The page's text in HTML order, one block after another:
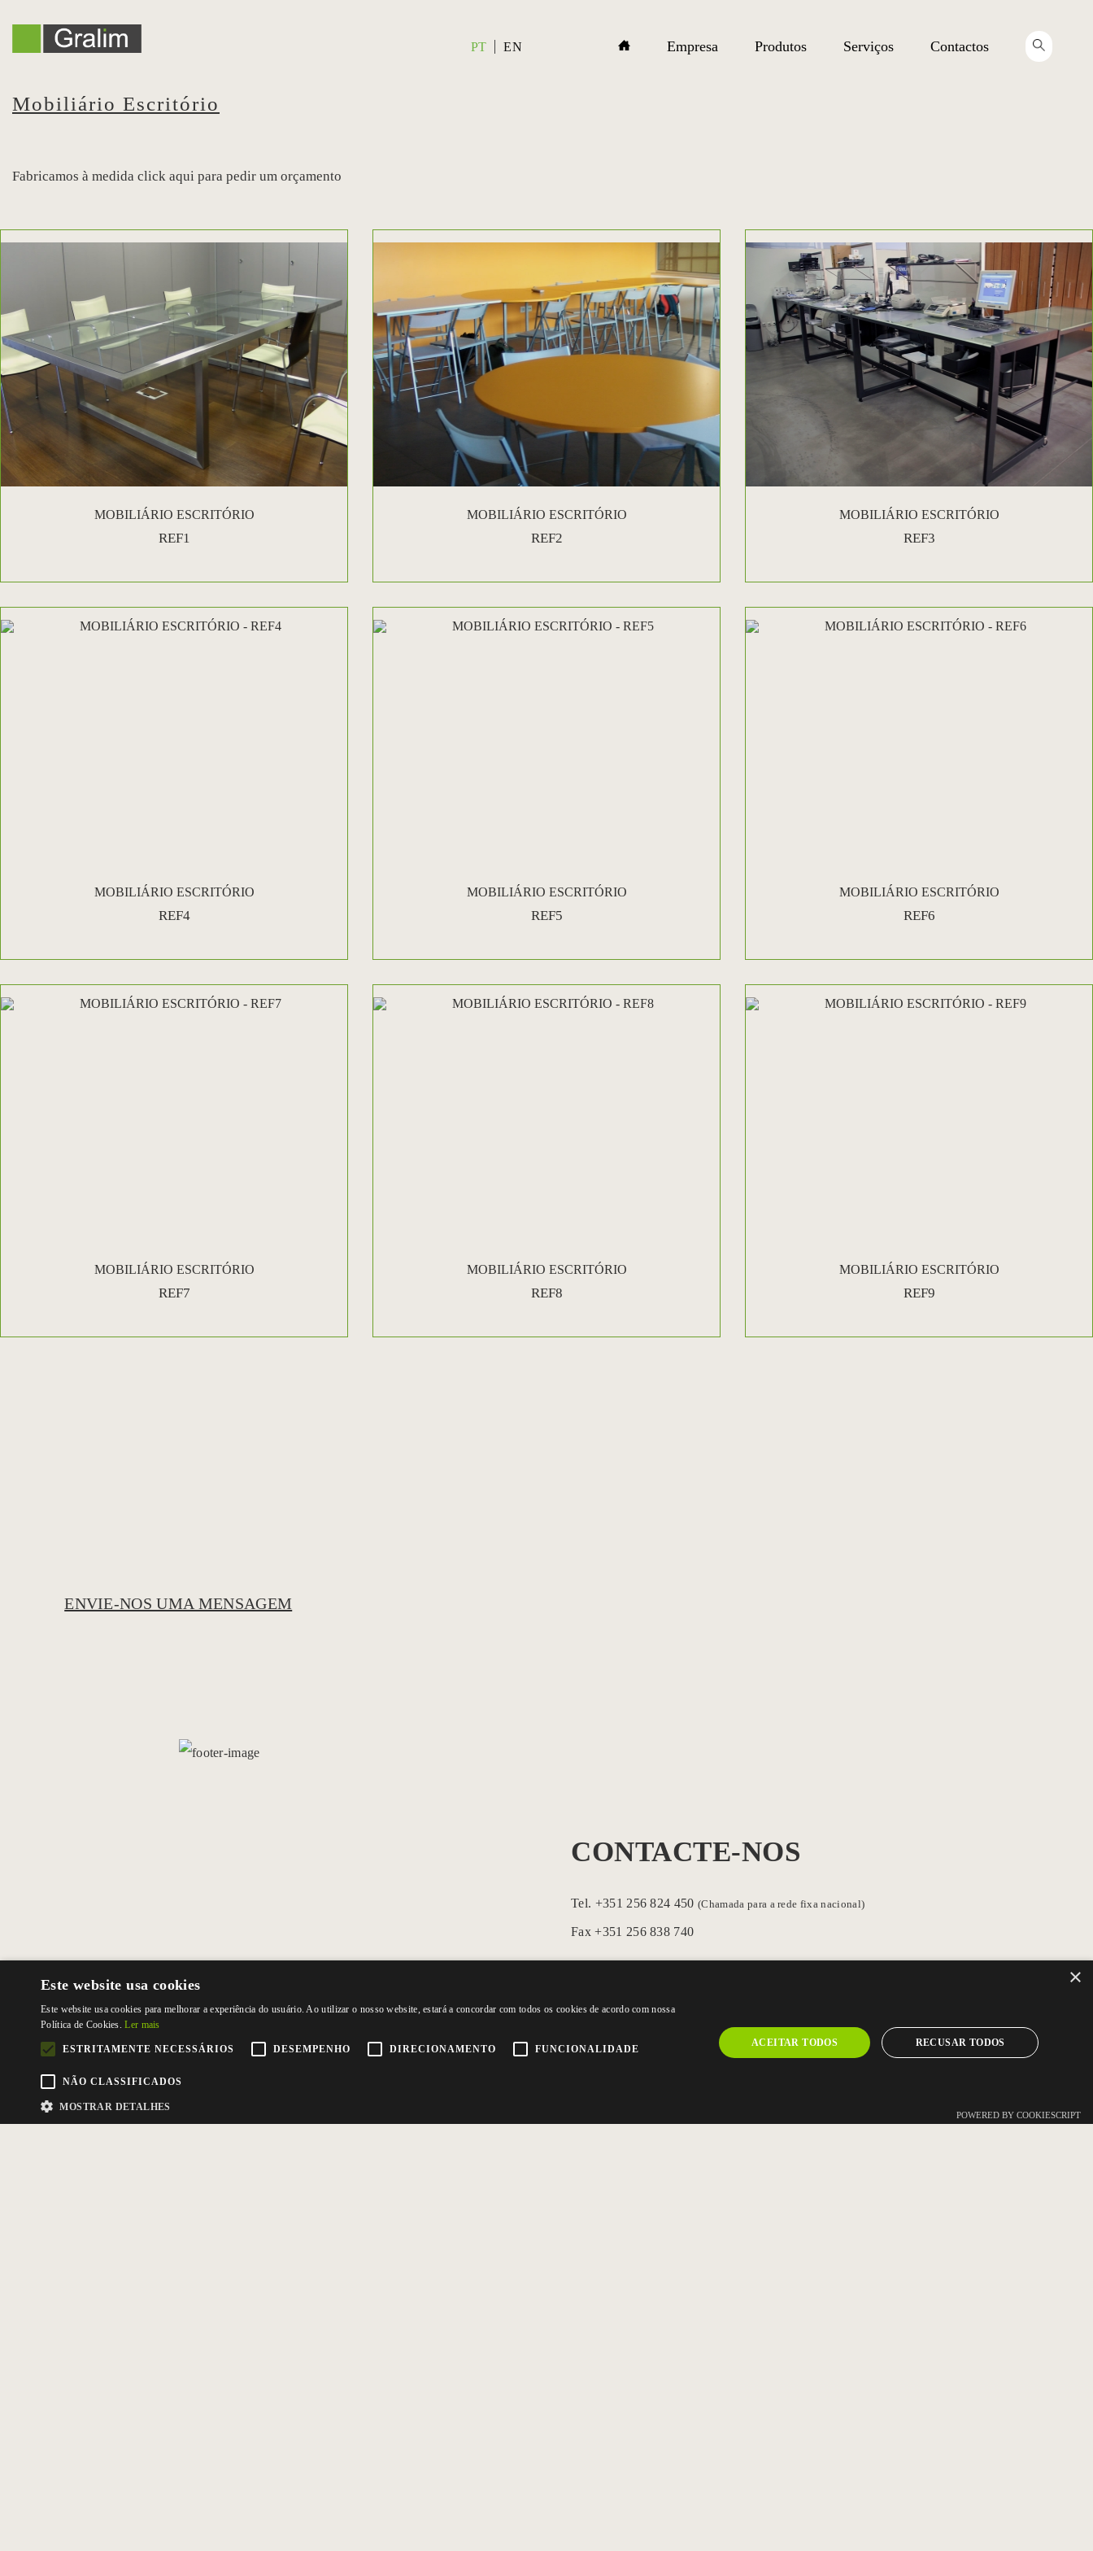
PT EN Empresa Produtos Serviços Contactos
Mobiliário Escritório
Fabricamos à medida click aqui para pedir um orçamento
MOBILIÁRIO ESCRITÓRIO
REF1
MOBILIÁRIO ESCRITÓRIO
REF2
MOBILIÁRIO ESCRITÓRIO
REF3
MOBILIÁRIO ESCRITÓRIO
REF4
MOBILIÁRIO ESCRITÓRIO
REF5
MOBILIÁRIO ESCRITÓRIO
REF6
MOBILIÁRIO ESCRITÓRIO
REF7
MOBILIÁRIO ESCRITÓRIO
REF8
MOBILIÁRIO ESCRITÓRIO
REF9
ENVIE-NOS UMA MENSAGEM
CONTACTE-NOS
Tel. +351 256 824 450(Chamada para a rede fixa nacional)
Fax +351 256 838 740
3700-018 S. João da Madeira
E:geral@gralim.pt
×
Este website usa cookies
Este website usa cookies para melhorar a experiência do usuário. Ao utilizar o nosso website, estará a concordar com todos os cookies de acordo com nossa
Política de Cookies.Ler mais
ESTRITAMENTE NECESSÁRIOS DESEMPENHO DIRECIONAMENTO FUNCIONALIDADE
NÃO CLASSIFICADOS
MOSTRAR DETALHES
ACEITAR TODOS RECUSAR TODOS
POWERED BY COOKIESCRIPT